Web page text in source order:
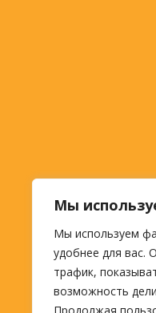
Мы
Мы используем
удобнее для вас.
трафик,
возможность